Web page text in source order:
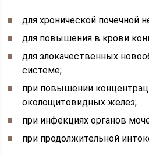
для хронической почечной
для повышения в крови
для злокачественных
системе;
при повышении
околощитовидных желез;
при инфекциях органов
при продолжительной